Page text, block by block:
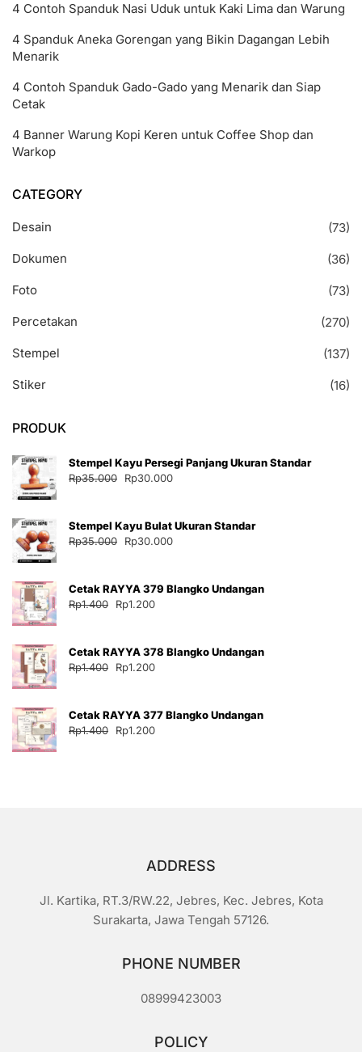
4 Contoh Spanduk Nasi Uduk untuk Kaki Lima dan Warung
4 Spanduk Aneka Gorengan yang Bikin Dagangan Lebih
Menarik
4 Contoh Spanduk Gado-Gado yang Menarik dan Siap
Cetak
4 Banner Warung Kopi Keren untuk Coffee Shop dan
Warkop
CATEGORY
Desain
(73)
Dokumen
(36)
Foto
(73)
Percetakan
(270)
Stempel
(137)
Stiker
(16)
PRODUK
Stempel Kayu Persegi Panjang Ukuran Standar
Rp35.000
Harga
Rp35.000.
Rp30.000
adalah:
Stempel Kayu Bulat Ukuran Standar
Rp35.000
Harga
Rp35.000.
Rp30.000
adalah:
Cetak RAYYA 379 Blangko Undangan
Rp1.400
Harga
Rp1.400.
Rp1.200
adalah:
Cetak RAYYA 378 Blangko Undangan
Rp1.400
Harga
Rp1.400.
Rp1.200
adalah:
Cetak RAYYA 377 Blangko Undangan
Rp1.400
Harga
Rp1.200
ADDRESS
Jl. Kartika, RT.3/RW.22, Jebres, Kec. Jebres, Kota
Surakarta, Jawa Tengah 57126.
PHONE NUMBER
08999423003
POLICY